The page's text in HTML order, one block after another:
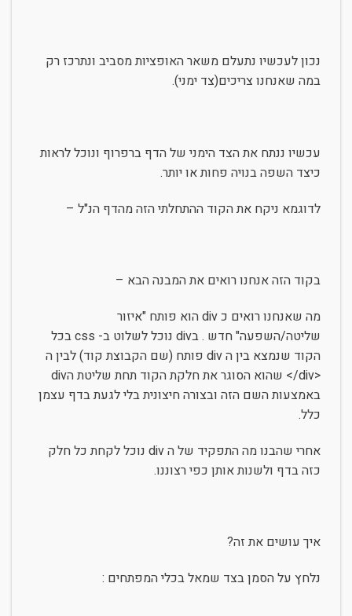
נכון לעכשיו נתעלם משאר האופציות מסביב ונתרכז רק
במה שאנחנו צריכים(צד ימני).
עכשיו ננתח את הצד הימני של הדף ברפרוף ונוכל לראות
כיצד השפה בנויה פחות או יותר.
לדוגמא ניקח את הקוד ההתחלתי הזה מהדף הנ"ל –
בקוד הזה אנחנו רואים את המבנה הבא –
מה שאנחנו רואים כ div הוא פותח "איזור
שליטה/השפעה" חדש . בdiv נוכל לשלוט ב- css בכל
הקוד שנמצא בין ה div פותח (שם הקבוצת קוד) לבין ה
<div/> שהוא הסוגר את חלקת הקוד תחת שליטת הdiv
באמצעות השם הזה ובצורה חיצונית בלי לגעת בדף עצמן
כלל.
אחרי שהבנו מה התפקיד של ה div נוכל לקחת כל חלק
כזה בדף ולשנות אותן כפי רצוננו.
איך עושים את זה?
נלחץ על הסמן בצד שמאל בכלי המפתחים :